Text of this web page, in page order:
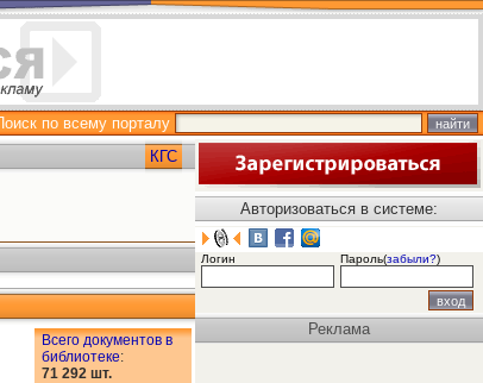
по всему порталу
КГС
Всего документов в
библиотеке:
71 292 шт.
Авторизоваться в системе:
Логин Пароль(забыли?)
Реклама